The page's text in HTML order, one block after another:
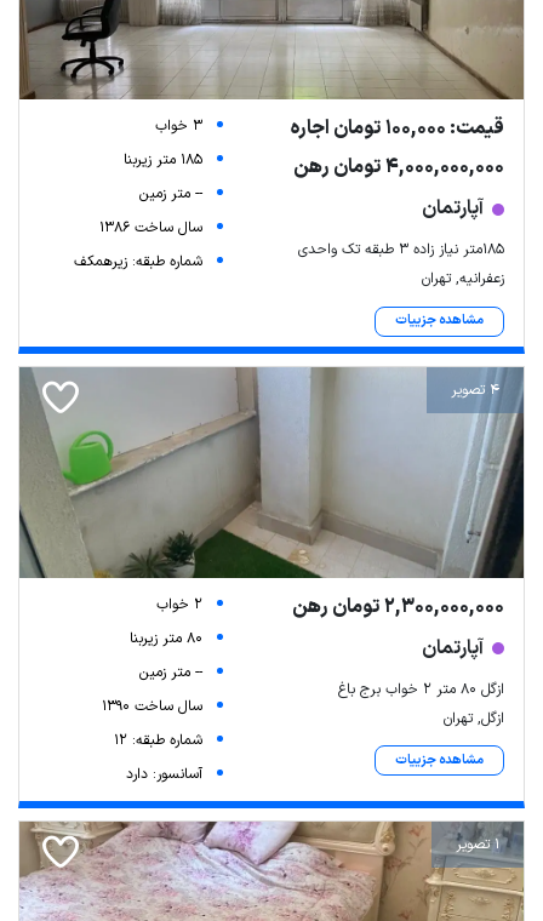
قیمت: 100,000 تومان اجاره
4,000,000,000 تومان رهن
آپارتمان
۱۸۵متر نیاز زاده ۳ طبقه تک واحدی
زعفرانیه, تهران
مشاهده جزییات
3 خواب
185 متر زیربنا
-- متر زمین
سال ساخت 1386
شماره طبقه: زیرهمکف
4 تصویر
2,300,000,000 تومان رهن
آپارتمان
ازگل ۸۰ متر ۲ خواب برج باغ
ازگل, تهران
مشاهده جزییات
2 خواب
80 متر زیربنا
-- متر زمین
سال ساخت 1390
شماره طبقه: 12
آسانسور: دارد
1 تصویر